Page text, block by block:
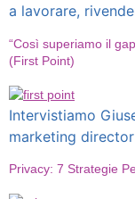
a lavorare,
“Così superiamo il
(First Point)
Intervistiamo
marketing
Privacy: 7 Strategie